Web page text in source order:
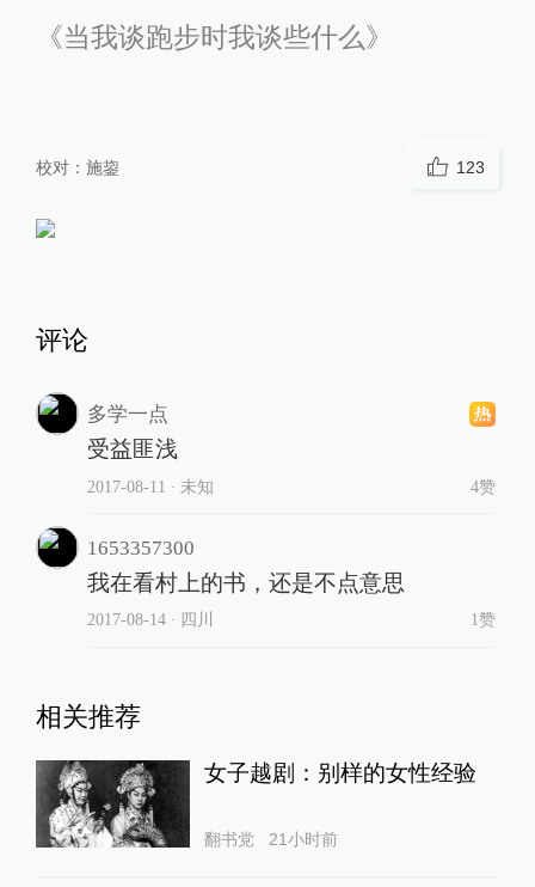
《当我谈跑步时我谈些什么》
校对： 施鋆 123
评论
多学一点
受益匪浅
2017-08-11 ∙ 未知 4赞
1653357300
我在看村上的书，还是不点意思
2017-08-14∙ 四川 1赞
相关推荐
女子越剧：别样的女性经验
翻书党 21小时前